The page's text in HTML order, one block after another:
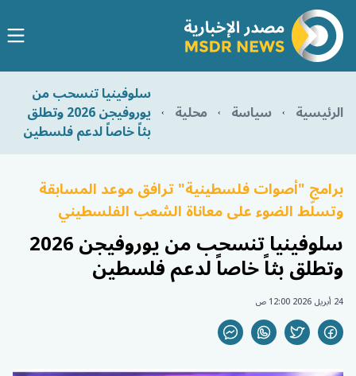
الرئيسية سياسة محلية
سلوفينيا تنسحب من
يوروفيجن 2026 وتطلق
بثاً خاصاً لدعم فلسطين
برامج "أصوات فلسطينية" ترافق موعد المسابقة
وتسلّط الضوء على معاناة الشعب الفلسطيني
سلوفينيا تنسحب من يوروفيجن 2026
وتطلق بثاً خاصاً لدعم فلسطين
24 أبريل 2026 12:00 ص